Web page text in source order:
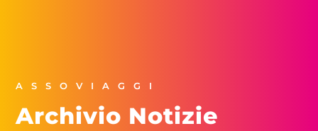
ASSOVIAGGI
Archivio Notizie